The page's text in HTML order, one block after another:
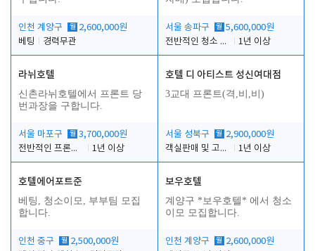
인천 계양구 월 2,600,000원
베팅
경력무관
서울 송파구 월 5,600,000원
전반적인 청소 업무(객실청소.객실정리)
1년 이상
라뉘호텔
신촌라뉘호텔에서 프론트 당
번과장을 구합니다.
서울 마포구 월 3,700,000원
전반적인 프론트 당번업무
1년 이상
호텔 디 아티스트 성신여대점
3교대 프론트(격,비,비)
서울 성북구 월 2,900,000원
객실판매 및 고객응대
1년 이상
호텔에어포트준
베팅, 청소이모, 부부팀 모집
합니다.
인천 중구 월 2,500,000원
보우호텔
계양구 *보우호텔* 에서 청소
이모 모집합니다.
인천 계양구 월 2,600,000원